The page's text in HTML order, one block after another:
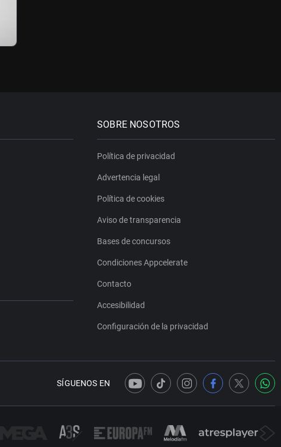
SOBRE NOSOTROS
Política de privacidad
Advertencia legal
Política de cookies
Aviso de transparencia
Bases de concursos
Condiciones Appcelerate
Contacto
Accesibilidad
Configuración de la privacidad
SÍGUENOS EN